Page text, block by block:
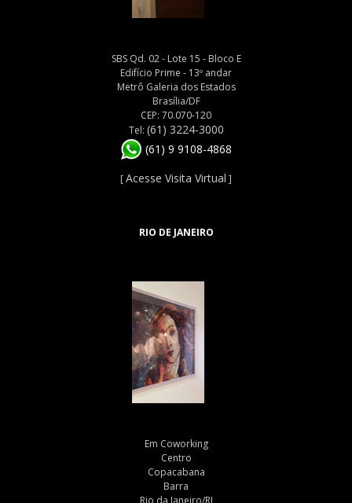
SBS Qd. 02 - Lote 15 - Bloco E
Edifício Prime - 13º andar
Metrô Galeria dos Estados
Brasília/DF
CEP: 70.070-120
Tel: (61) 3224-3000
(61) 9 9108-4868
[Acesse Visita Virtual ]
RIO DE JANEIRO
Em Coworking
Centro
Copacabana
Barra
Rio da Janeiro/RJ